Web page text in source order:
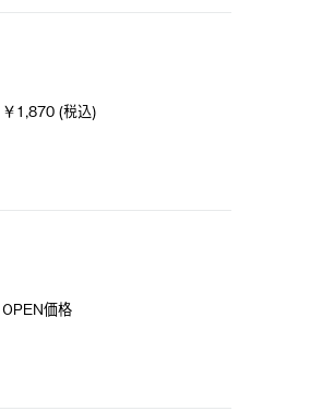
￥1,870 (税込)
OPEN価格